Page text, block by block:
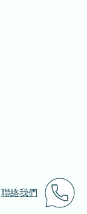
聯絡我們